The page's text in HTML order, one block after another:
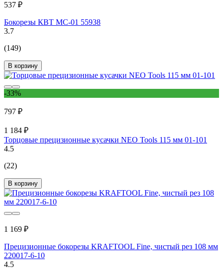
537 ₽
Бокорезы КВТ MC-01 55938
3.7
(149)
В корзину
-33%
797 ₽
1 184 ₽
Торцовые прецизионные кусачки NEO Tools 115 мм 01-101
4.5
(22)
В корзину
1 169 ₽
Прецизионные бокорезы KRAFTOOL Fine, чистый рез 108 мм
220017-6-10
4.5